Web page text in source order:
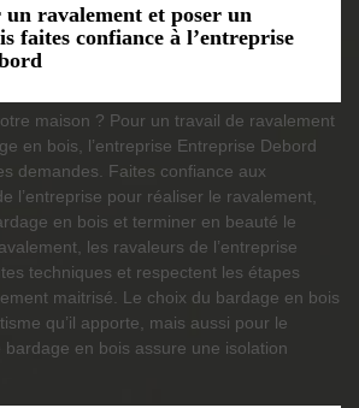
ravalement et poser un
faites confiance à l’entreprise
maison ? Pour un travail de ravalement
en bois, l’entreprise Entreprise Debord
demandes. Faites confiance aux
l’entreprise pour réaliser le ravalement,
en bois et terminer en beauté le
les ravaleurs de l’entreprise
techniques et respectent les étapes
maitrisé. Le choix du bardage en bois
qu’il apporte, mais aussi pour le
en bois assure une isolation